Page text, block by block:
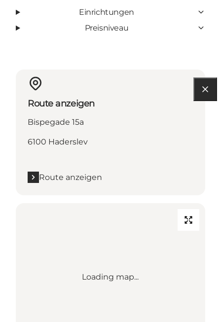
Einrichtungen
Preisniveau
Route anzeigen
Bispegade 15a
6100 Haderslev
Route anzeigen
Loading map...